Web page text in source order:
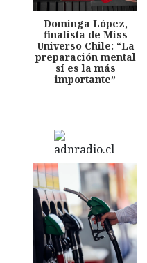
Dominga López,
finalista de Miss
Universo Chile: “La
preparación mental
sí es la más
importante”